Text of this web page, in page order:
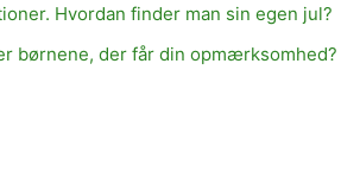
Hvordan finder man sin egen jul?
børnene, der får din opmærksomhed?